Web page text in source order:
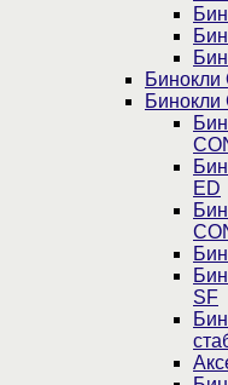
Бинокли
Бинокли
ED
SF